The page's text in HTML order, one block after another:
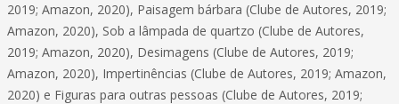
2019; Amazon, 2020), Paisagem bárbara (Clube de Autores, 2019;
Amazon, 2020), Sob a lâmpada de quartzo (Clube de Autores,
2019; Amazon, 2020), Desimagens (Clube de Autores, 2019;
Amazon, 2020), Impertinências (Clube de Autores, 2019; Amazon,
2020) e Figuras para outras pessoas (Clube de Autores, 2019;